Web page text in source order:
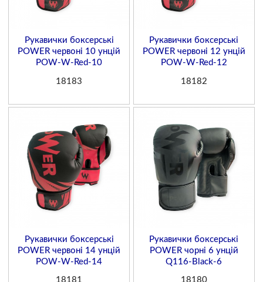
Рукавички боксерські
POWER червоні 10 унцій
POW-W-Red-10
18183
Рукавички боксерські
POWER червоні 12 унцій
POW-W-Red-12
18182
Рукавички боксерські
POWER червоні 14 унцій
POW-W-Red-14
18181
Рукавички боксерські
POWER чорні 6 унцій
Q116-Black-6
18180